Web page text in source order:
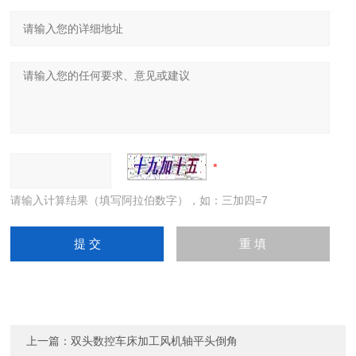
请输入计算结果（填写阿拉伯数字），如：三加四=7
上一篇：双头数控车床加工风机轴平头倒角